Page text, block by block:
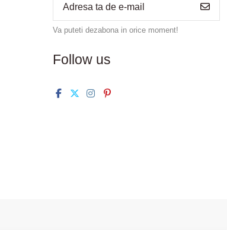
Va puteti dezabona in orice moment!
Follow us